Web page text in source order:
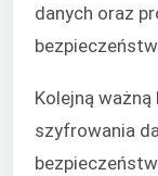
danych oraz
Kolejną
szyfrowania